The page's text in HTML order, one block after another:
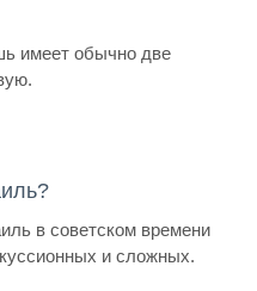
имеет обычно две
в советском времени
и сложных.